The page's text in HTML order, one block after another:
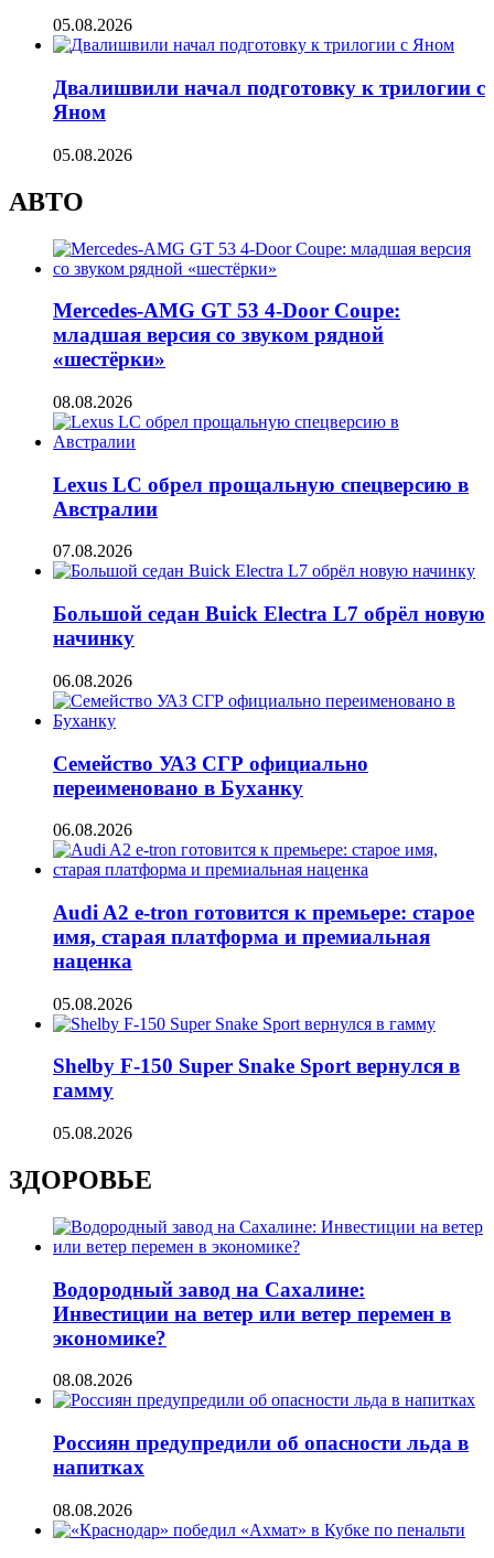
05.08.2026
Двалишвили начал подготовку к трилогии с
Яном
05.08.2026
АВТО
Mercedes-AMG GT 53 4-Door Coupe:
младшая версия со звуком рядной
«шестёрки»
08.08.2026
Lexus LC обрел прощальную спецверсию в
Австралии
07.08.2026
Большой седан Buick Electra L7 обрёл новую
начинку
06.08.2026
Семейство УАЗ СГР официально
переименовано в Буханку
06.08.2026
Audi A2 e-tron готовится к премьере: старое
имя, старая платформа и премиальная
наценка
05.08.2026
Shelby F-150 Super Snake Sport вернулся в
гамму
05.08.2026
ЗДОРОВЬЕ
Водородный завод на Сахалине:
Инвестиции на ветер или ветер перемен в
экономике?
08.08.2026
Россиян предупредили об опасности льда в
напитках
08.08.2026